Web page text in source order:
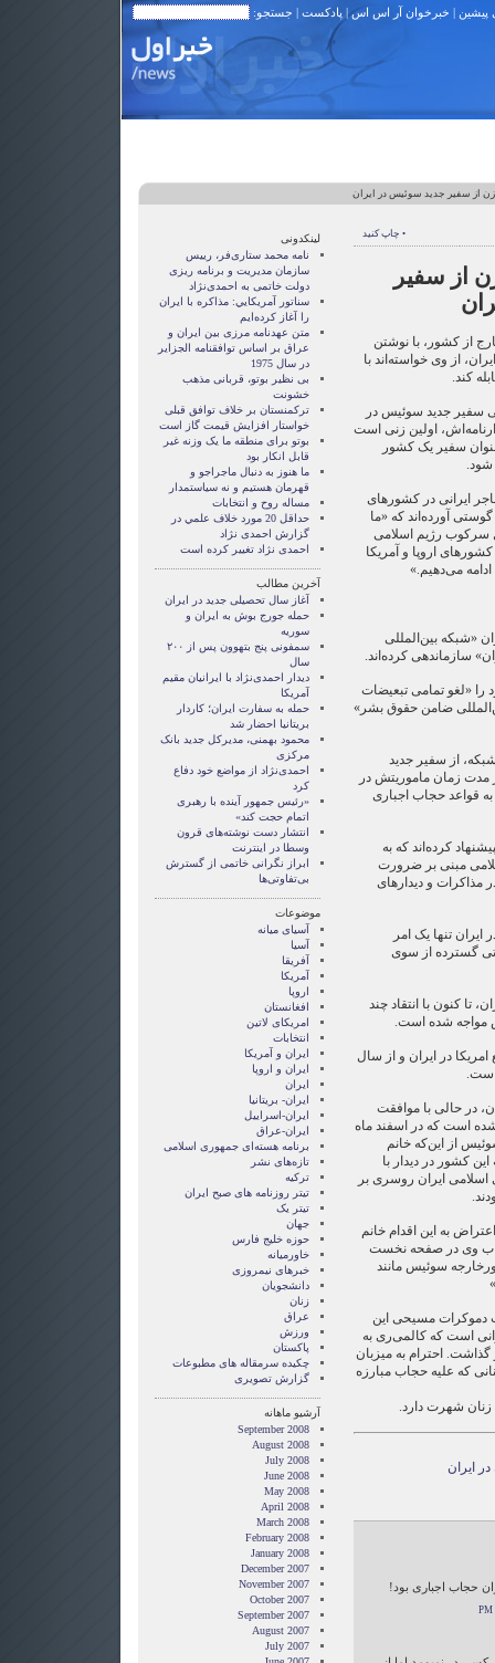
پیشین | خبرخوان آر اس اس| پادکست | جستجو:
از سفیر جدید سوئیس در ایران
• چاپ کنید
از سفیر
از کشور، با نوشتن
از وی خواسته‌اند با
کند.
سفیر جدید سوئیس در
اولین زنی است
سفیر یک کشور
این نامه که ۴۷زن مهاجر ایرانی در کشور‌های
آورده‌اند که «ما
سرکوب رژیم اسلامی
اروپا و آمریکا
می‌دهیم.»
«شبکه بین‌المللی
سازماندهی کرده‌اند.
را «لغو تمامی تبعیضات
ضامن حقوق بشر»
از سفیر جدید
زمان ماموریتش در
قواعد حجاب اجباری
کرده‌اند که به
مبنی بر ضرورت
مذاکرات و دیدار‌های
ایران تنها یک امر
گسترده از سوی
تا کنون با انتقاد چند
مواجه شده است.
منافع امریکا در ایران و از سال
در حالی با موافقت
است که در اسفند ماه
از این‌که خانم
کشور در دیدار با
ایران روسری بر
به این اقدام خانم
وی در صفحه نخست
سوئیس مانند
دموکرات مسیحی این
است که کالمی‌ری به
احترام به میزبان
که علیه حجاب مبارزه
شهرت دارد.
ایران
حجاب اجباری بود!
لینکدونی
نامه محمد ستاری‌فر، رییس
سازمان مدیریت و برنامه ریزی
دولت خاتمی به احمدی‌نژاد
سناتور آمريکايي: مذاکره با ايران
را آغاز کرده‌ايم
متن عهدنامه مرزى بين ايران و
عراق بر اساس توافقنامه الجزاير
در سال 1975
بی نظیر بوتو، قربانی مذهب
خشونت
ترکمنستان بر خلاف توافق قبلی
خواستار افزایش قیمت گاز است
بوتو برای منطقه ما یک وزنه غیر
قابل انکار بود
ما هنوز به دنبال ماجراجو و
قهرمان هستيم و نه سياستمدار
مساله روح و انتخابات
حداقل 20 مورد خلاف علمي در
گزارش احمدی نژاد
احمدی نژاد تغییر کرده است
آخرین مطالب
آغاز سال تحصیلی جدید در ایران
حمله جورج بوش به ایران و
سوریه
سمفونی پنج بتهوون پس از ۲۰۰
سال
دیدار احمدی‌نژاد با ایرانیان مقیم
آمریکا
حمله به سفارت ایران؛ کاردار
بریتانیا احضار شد
محمود بهمنی، مدیرکل جدید بانک
مرکزی
احمدی‌نژاد از مواضع خود دفاع
کرد
«رئیس جمهور آینده با رهبری
اتمام حجت کند»
انتشار دست نوشته‌های قرون
وسطا در اينترنت
ابراز نگرانی خاتمی از گسترش
بی‌تفاوتی‌ها
موضوعات
آسيای ميانه
آسیا
آفریقا
آمریکا
اروپا
افغانستان
امریکای لاتین
انتخابات
ايران و آمريکا
ايران و اروپا
ایران
ایران- بریتانیا
ایران-اسراییل
ایران-عراق
برنامه هسته‌ای جمهوری اسلامی
تازه‌های نشر
ترکیه
تیتر روزنامه های صبح ایران
تیتر یک
جهان
حوزه خلیج فارس
خاورمیانه
خبرهای نیمروزی
دانشجویان
زنان
عراق
ورزش
پاکستان
چکیده سرمقاله های مطبوعات
گزارش تصويری
آرشیو ماهانه
September 2008
August 2008
July 2008
June 2008
May 2008
April 2008
March 2008
February 2008
January 2008
December 2007
November 2007
October 2007
September 2007
August 2007
July 2007